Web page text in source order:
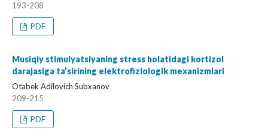
193-208
PDF
Musiqiy stimulyatsiyaning stress holatidagi kortizol
darajasiga ta’sirining elektrofiziologik mexanizmlari
Otabek Adilovich Subxanov
209-215
PDF